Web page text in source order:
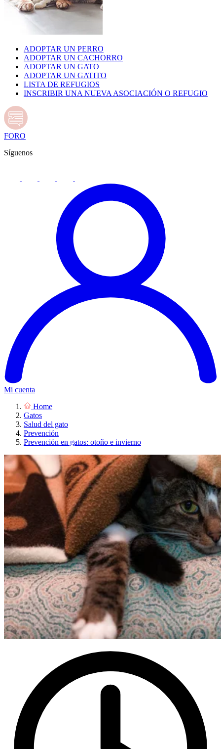
ADOPTAR UN PERRO
ADOPTAR UN CACHORRO
ADOPTAR UN GATO
ADOPTAR UN GATITO
LISTA DE REFUGIOS
INSCRIBIR UNA NUEVA ASOCIACIÓN O REFUGIO
FORO
Síguenos
Mi cuenta
Home
Gatos
Salud del gato
Prevención
Prevención en gatos: otoño e invierno